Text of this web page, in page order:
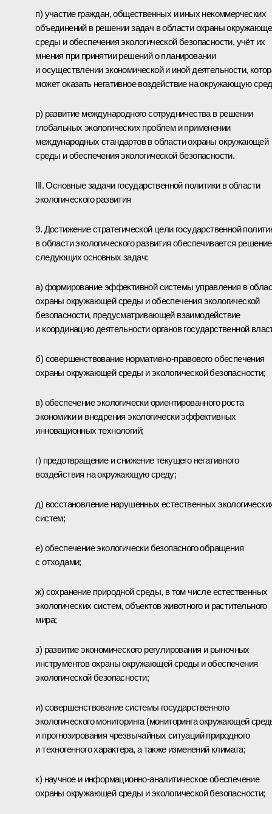
п) участие граждан, общественных и иных некоммерческих
объединений в решении задач в области охраны
среды и обеспечения экологической безопасности, учёт их
мнения при принятии решений о планировании
и осуществлении экономической и иной деятельности,
может оказать негативное воздействие на окружающую
р) развитие международного сотрудничества в решении
глобальных экологических проблем и применении
международных стандартов в области охраны окружающей
среды и обеспечения экологической безопасности.
III. Основные задачи государственной политики в области
экологического развития
9. Достижение стратегической цели государственной
в области экологического развития обеспечивается
следующих основных задач:
а) формирование эффективной системы управления в
охраны окружающей среды и обеспечения экологической
безопасности, предусматривающей взаимодействие
и координацию деятельности органов государственной
б) совершенствование нормативно-правового обеспечения
охраны окружающей среды и экологической безопасности;
в) обеспечение экологически ориентированного роста
экономики и внедрения экологически эффективных
инновационных технологий;
г) предотвращение и снижение текущего негативного
воздействия на окружающую среду;
д) восстановление нарушенных естественных
систем;
е) обеспечение экологически безопасного обращения
с отходами;
ж) сохранение природной среды, в том числе естественных
экологических систем, объектов животного и растительного
мира;
з) развитие экономического регулирования и рыночных
инструментов охраны окружающей среды и обеспечения
экологической безопасности;
и) совершенствование системы государственного
экологического мониторинга (мониторинга окружающей
и прогнозирования чрезвычайных ситуаций природного
и техногенного характера, а также изменений климата;
к) научное и информационно-аналитическое обеспечение
охраны окружающей среды и экологической безопасности;